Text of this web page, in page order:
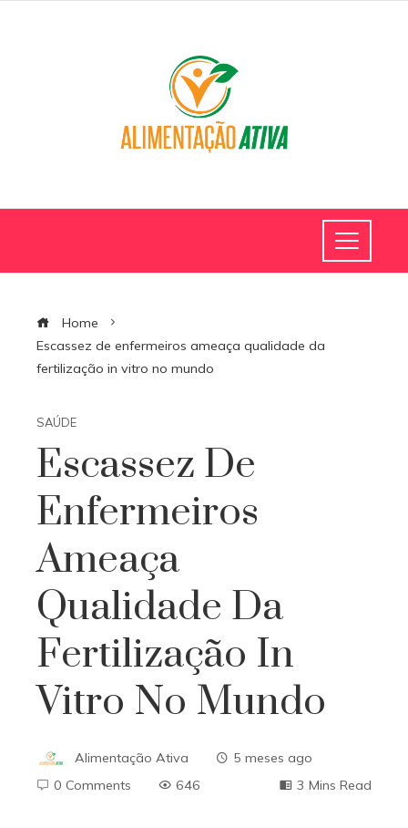
Home
Escassez de enfermeiros ameaça qualidade da
fertilização in vitro no mundo
SAÚDE
Escassez De
Enfermeiros
Ameaça
Qualidade Da
Fertilização In
Vitro No Mundo
Alimentação Ativa
5 meses ago
0 Comments
646 3 Mins Read